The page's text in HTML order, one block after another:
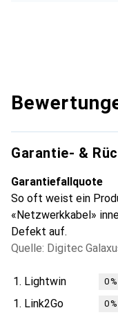
Garantie- &
Garantiefallquote
So oft weist ein
«Netzwerkkabel»
Defekt auf.
Quelle: Digitec
1. Lightwin 0%
1. Link2Go 0%